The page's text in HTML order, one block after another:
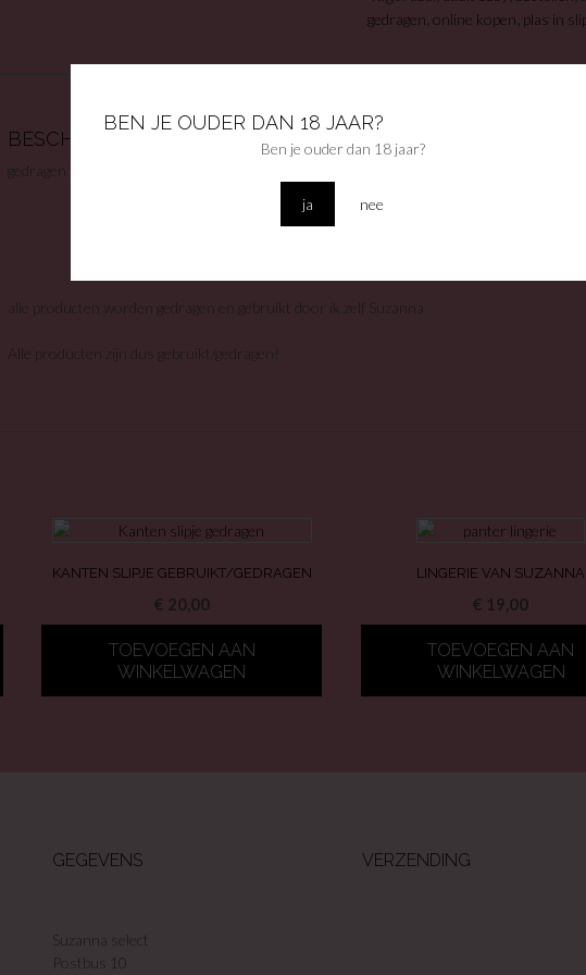
BEN JE OUDER DAN 18 JAAR?
Ben je ouder dan 18 jaar?
ja nee
gedragen online kopen plas in
BESCHRIJVING
gedragen adult baby romper + luier
alle producten worden gedragen en gebruikt door ik zelf Suzanna
Alle producten zijn dus gebruikt/gedragen!
KANTEN SLIPJE GEBRUIKT/GEDRAGEN
€ 20,00
TOEVOEGEN AAN
WINKELWAGEN
LINGERIE VAN SUZANNA
€ 19,00
TOEVOEGEN AAN
WINKELWAGEN
GEGEVENS
Suzanna select
Postbus 10
VERZENDING